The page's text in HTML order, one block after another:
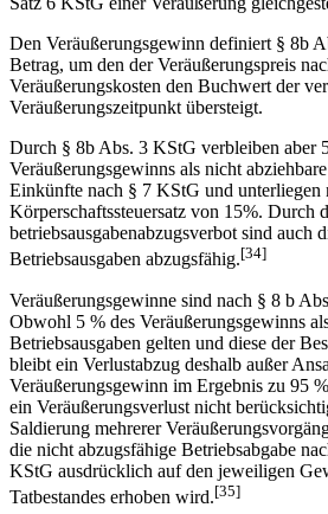
Den Veräußerungsgewinn definiert § 8b
Betrag, um den der Veräußerungspreis
Veräußerungskosten den Buchwert der
Veräußerungszeitpunkt übersteigt.
Durch § 8b Abs. 3 KStG verbleiben aber
Veräußerungsgewinns als nicht
Einkünfte nach § 7 KStG und unterliegen
Körperschaftssteuersatz von 15%. Durch
betriebsausgabenabzugsverbot sind auch
Betriebsausgaben abzugsfähig.[34]
Veräußerungsgewinne sind nach § 8 b
Obwohl 5 % des Veräußerungsgewinns
Betriebsausgaben gelten und diese der
bleibt ein Verlustabzug deshalb außer
Veräußerungsgewinn im Ergebnis zu 95
ein Veräußerungsverlust nicht
Saldierung mehrerer
die nicht abzugsfähige Betriebsabgabe
KStG ausdrücklich auf den jeweiligen
Tatbestandes erhoben wird.[35]